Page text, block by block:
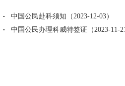
中国公民赴科须知（2023-12-03）
中国公民办理科威特签证（2023-11-21